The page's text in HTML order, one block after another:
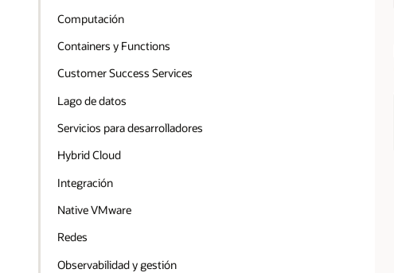
Computación
Containers y Functions
Customer Success Services
Lago de datos
Servicios para desarrolladores
Hybrid Cloud
Integración
Native VMware
Redes
Observabilidad y gestión